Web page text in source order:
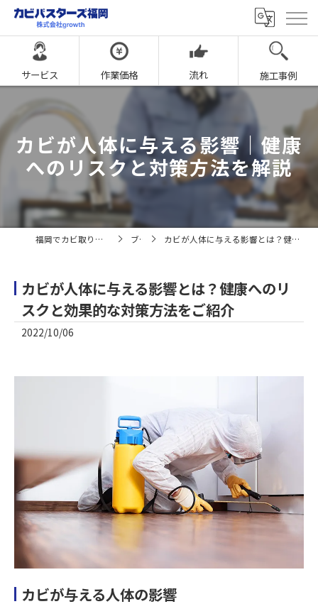
サービス 作業価格 流れ 施工事例
カビが人体に与える影響｜健康
へのリスクと対策方法を解説
福岡でカビ取りならカビバスターズ福岡 ブログ カビが人体に与える影響とは？健康へのリスクと効果的な対策方法をご紹介
カビが人体に与える影響とは？健康へのリ
スクと効果的な対策方法をご紹介
2022/10/06
カビが与える人体の影響